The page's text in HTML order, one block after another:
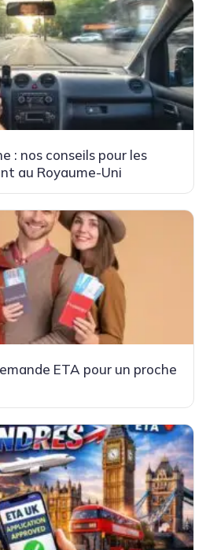
: nos conseils pour les
au Royaume-Uni
ETA pour un proche